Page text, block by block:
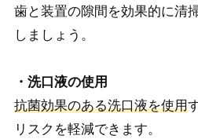
歯と装置の隙間を効果的に清
しましょう。
・洗口液の使用
抗菌効果のある洗口液を使用
リスクを軽減できます。